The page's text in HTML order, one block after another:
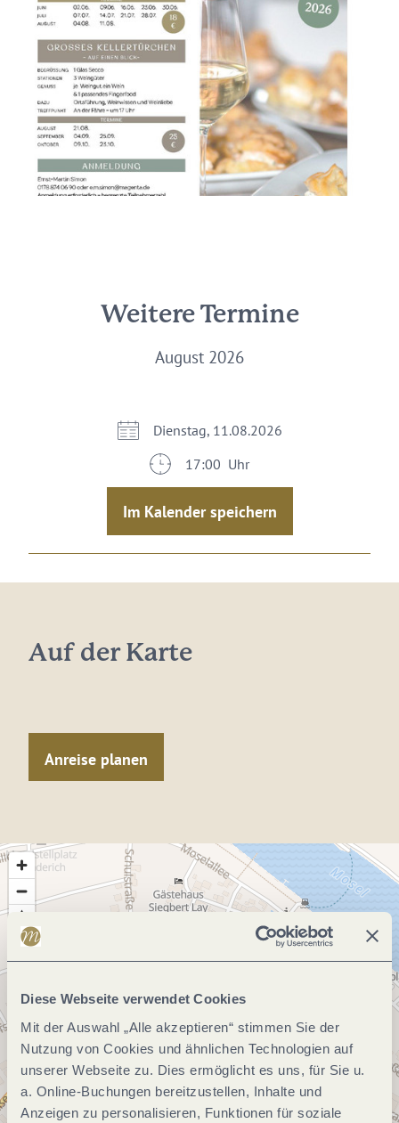
Diese Webseite verwendet Cookies
Mit der Auswahl „Alle akzeptieren“ stimmen Sie der
Nutzung von Cookies und ähnlichen Technologien auf
unserer Webseite zu. Dies ermöglicht es uns, für Sie u.
a. Online-Buchungen bereitzustellen, Inhalte und
Anzeigen zu personalisieren, Funktionen für soziale
Weitere Termine
August 2026
Dienstag, 11.08.2026
17:00 Uhr
Im Kalender speichern
Auf der Karte
Anreise planen